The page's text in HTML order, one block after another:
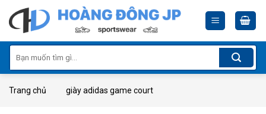
content
kiếm:
Trang chủ giày adidas game court